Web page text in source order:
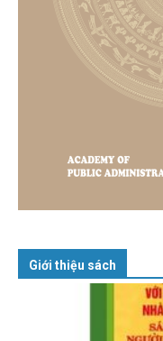
Giới thiệu sách